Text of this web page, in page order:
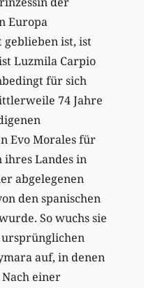
Europa
ist, ist
Luzmila Carpio
für sich
74 Jahre
Evo Morales für
ihres Landes in
abgelegenen
den spanischen
So wuchs sie
auf, in denen
einer